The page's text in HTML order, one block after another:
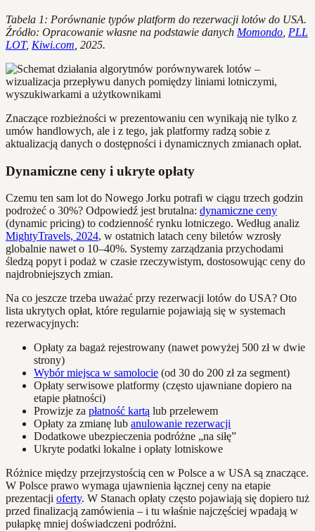
Tabela 1: Porównanie typów platform do rezerwacji lotów do USA.
Źródło: Opracowanie własne na podstawie danych Momondo PLL
LOT, Kiwi.com , 2025.
Znaczące rozbieżności w prezentowaniu cen wynikają nie tylko z
umów handlowych, ale i z tego, jak platformy radzą sobie z
aktualizacją danych o dostępności i dynamicznych zmianach opłat.
Dynamiczne ceny i ukryte opłaty
Czemu ten sam lot do Nowego Jorku potrafi w ciągu trzech godzin
podrożeć o 30%? Odpowiedź jest brutalna: dynamiczne ceny
(dynamic pricing) to codzienność rynku lotniczego. Według analiz
MightyTravels, 2024, w ostatnich latach ceny biletów wzrosły
globalnie nawet o 10–40%. Systemy zarządzania przychodami
śledzą popyt i podaż w czasie rzeczywistym, dostosowując ceny do
najdrobniejszych zmian.
Na co jeszcze trzeba uważać przy rezerwacji lotów do USA? Oto
lista ukrytych opłat, które regularnie pojawiają się w systemach
rezerwacyjnych:
Opłaty za bagaż rejestrowany (nawet powyżej 500 zł w dwie
strony)
Wybór miejsca w samolocie (od 30 do 200 zł za segment)
Opłaty serwisowe platformy (często ujawniane dopiero na
etapie płatności)
Prowizje za płatność kartą lub przelewem
Opłaty za zmianę lub anulowanie rezerwacji
Dodatkowe ubezpieczenia podróżne „na siłę”
Ukryte podatki lokalne i opłaty lotniskowe
Różnice między przejrzystością cen w Polsce a w USA są znaczące.
W Polsce prawo wymaga ujawnienia łącznej ceny na etapie
prezentacji oferty. W Stanach opłaty często pojawiają się dopiero tuż
przed finalizacją zamówienia – i tu właśnie najczęściej wpadają w
pułapkę mniej doświadczeni podróżni.